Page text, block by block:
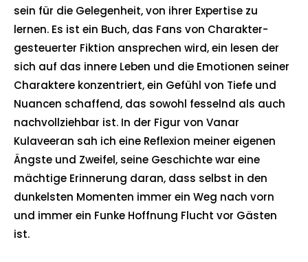
sein für die Gelegenheit, von ihrer Expertise zu
lernen. Es ist ein Buch, das Fans von Charakter-
gesteuerter Fiktion ansprechen wird, ein lesen der
sich auf das innere Leben und die Emotionen seiner
Charaktere konzentriert, ein Gefühl von Tiefe und
Nuancen schaffend, das sowohl fesselnd als auch
nachvollziehbar ist. In der Figur von Vanar
Kulaveeran sah ich eine Reflexion meiner eigenen
Ängste und Zweifel, seine Geschichte war eine
mächtige Erinnerung daran, dass selbst in den
dunkelsten Momenten immer ein Weg nach vorn
und immer ein Funke Hoffnung Flucht vor Gästen
ist.